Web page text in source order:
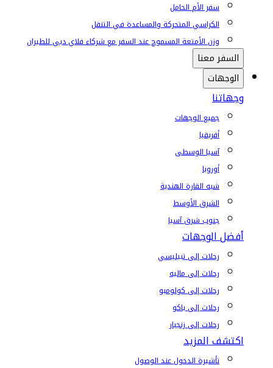
سفر الأم الحامل
الكراسي المتحركة والمساعدة في التنقل
وزن الأمتعة المسموح عند السفر مع شركاء فلاي دبي للطيران
السفر معنا
الوجهات
وجهاتنا
جميع الوجهات
أفريقيا
آسيا الوسطى
أوروبا
شبه القارة الهندية
الشرق الأوسط
جنوب شرق آسيا
أفضل الوجهات
رحلات إلى تبيليسي
رحلات إلى ماليه
رحلات إلى كولومبو
رحلات إلى باكو
رحلات إلى زنجبار
اكتشف المزيد
تأشيرة الدخول عند الوصول